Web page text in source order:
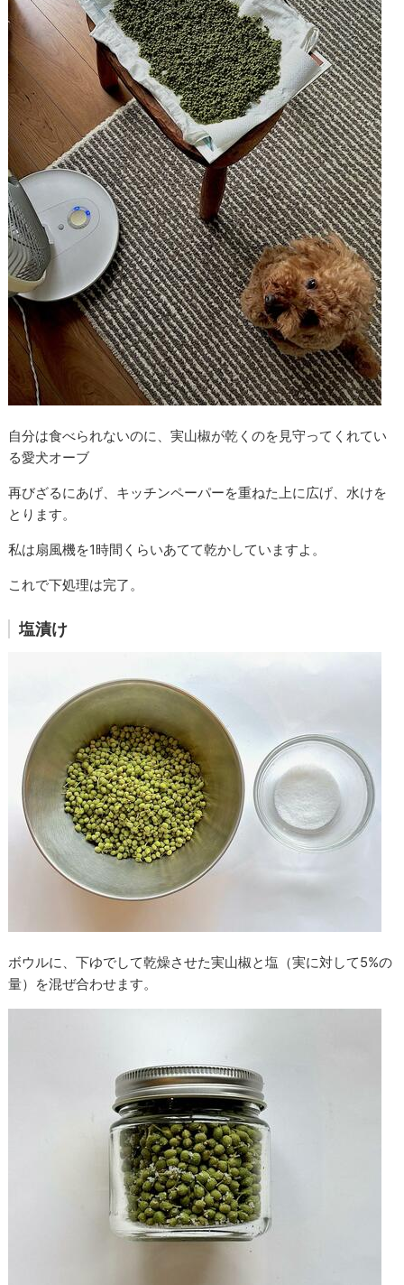
自分は食べられないのに、実山椒が乾くのを見守ってくれてい
る愛犬オーブ
再びざるにあげ、キッチンペーパーを重ねた上に広げ、水けを
とります。
私は扇風機を1時間くらいあてて乾かしていますよ。
これで下処理は完了。
塩漬け
ボウルに、下ゆでして乾燥させた実山椒と塩（実に対して5%の
量）を混ぜ合わせます。